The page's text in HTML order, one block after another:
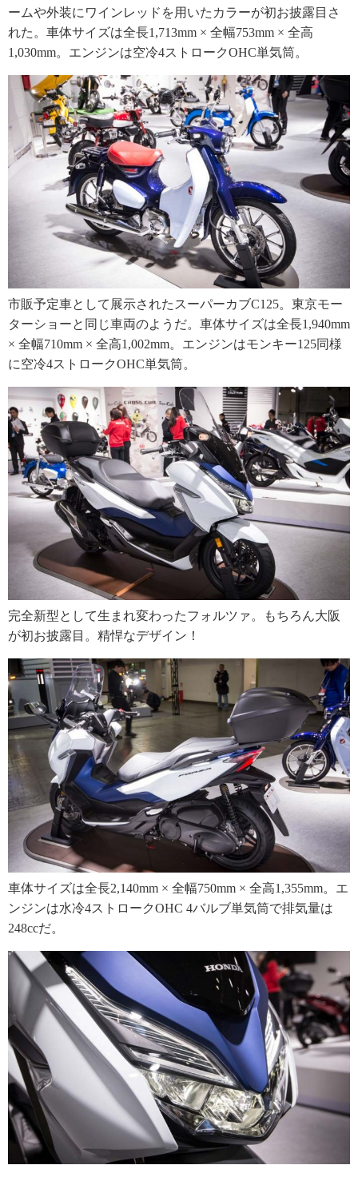
ームや外装にワインレッドを用いたカラーが初お披露目さ
れた。車体サイズは全長1,713mm × 全幅753mm × 全高
1,030mm。エンジンは空冷4ストロークOHC単気筒。
市販予定車として展示されたスーパーカブC125。東京モー
ターショーと同じ車両のようだ。車体サイズは全長1,940mm
× 全幅710mm × 全高1,002mm。エンジンはモンキー125同様
に空冷4ストロークOHC単気筒。
完全新型として生まれ変わったフォルツァ。もちろん大阪
が初お披露目。精悍なデザイン！
車体サイズは全長2,140mm × 全幅750mm × 全高1,355mm。エ
ンジンは水冷4ストロークOHC 4バルブ単気筒で排気量は
248ccだ。